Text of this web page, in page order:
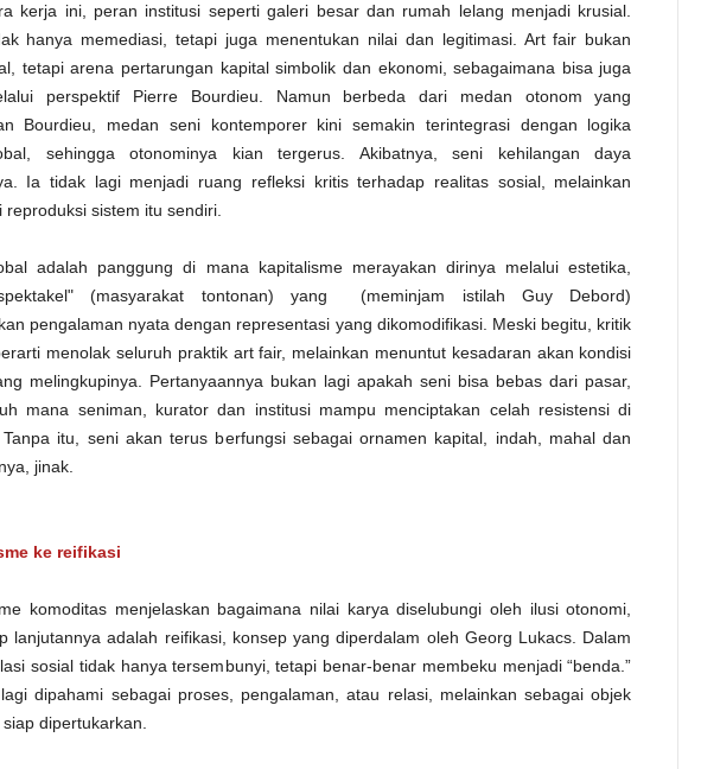
kerja ini, peran institusi seperti galeri besar dan rumah lelang menjadi krusial.
hanya memediasi, tetapi juga menentukan nilai dan legitimasi. Art fair bukan
tetapi arena pertarungan kapital simbolik dan ekonomi, sebagaimana bisa juga
perspektif Pierre Bourdieu. Namun berbeda dari medan otonom yang
Bourdieu, medan seni kontemporer kini semakin terintegrasi dengan logika
sehingga otonominya kian tergerus. Akibatnya, seni kehilangan daya
Ia tidak lagi menjadi ruang refleksi kritis terhadap realitas sosial, melainkan
reproduksi sistem itu sendiri.
adalah panggung di mana kapitalisme merayakan dirinya melalui estetika,
(masyarakat tontonan) yang (meminjam istilah Guy Debord)
pengalaman nyata dengan representasi yang dikomodifikasi. Meski begitu, kritik
menolak seluruh praktik art fair, melainkan menuntut kesadaran akan kondisi
melingkupinya. Pertanyaannya bukan lagi apakah seni bisa bebas dari pasar,
mana seniman, kurator dan institusi mampu menciptakan celah resistensi di
itu, seni akan terus berfungsi sebagai ornamen kapital, indah, mahal dan
jinak.
ke reifikasi
komoditas menjelaskan bagaimana nilai karya diselubungi oleh ilusi otonomi,
lanjutannya adalah reifikasi, konsep yang diperdalam oleh Georg Lukacs. Dalam
sosial tidak hanya tersembunyi, tetapi benar-benar membeku menjadi “benda.”
dipahami sebagai proses, pengalaman, atau relasi, melainkan sebagai objek
dipertukarkan.